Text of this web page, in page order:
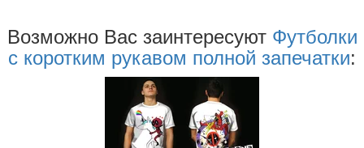
Возможно Ваc заинтересуют Футболки
с коротким рукавом полной запечатки: